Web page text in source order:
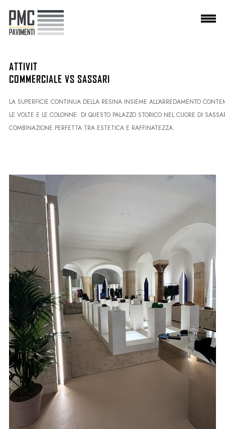
COMMERCIALE VS SASSARI
LA SUPERFICIE CONTINUA DELLA RESINA INSIEME ALL’ARREDAMENTO
LE VOLTE E LE COLONNE DI QUESTO PALAZZO STORICO NEL CUORE DI
COMBINAZIONE PERFETTA TRA ESTETICA E RAFFINATEZZA.
P.IVA04195010923